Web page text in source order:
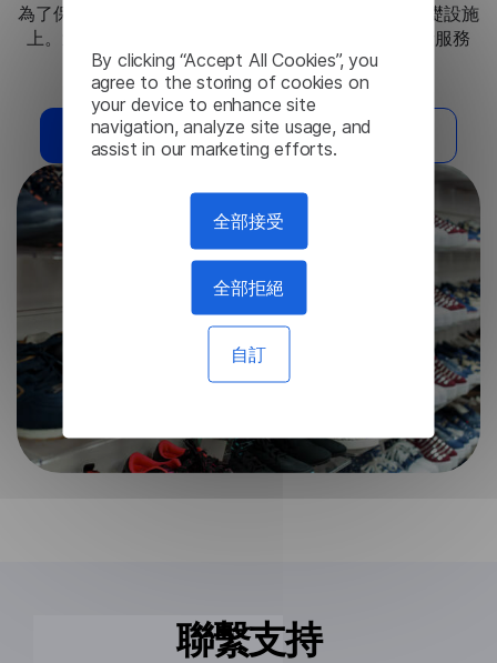
By clicking “Accept All Cookies”, you
agree to the storing of cookies on
your device to enhance site
navigation, analyze site usage, and
assist in our marketing efforts.
全部接受
全部拒絕
自訂
為了保護使用者數據,語言模型本地部署在客戶端的基礎設施
上。這樣可以透過 REST API 輕鬆整合到客戶的分析服務
中,確保客戶互動的無縫且安全的處理。
我需要這個解決方案 閱讀其他案例
聯繫支持